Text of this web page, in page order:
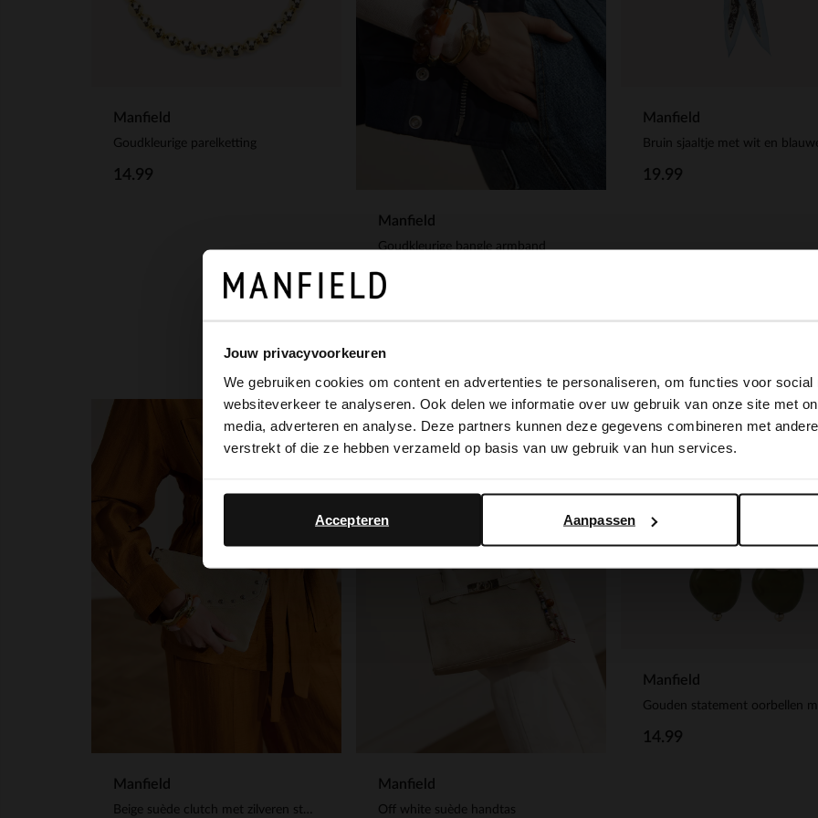
Jouw privacyvoorkeuren
We gebruiken cookies om content en advertenties te personaliseren, om functies voor social
websiteverkeer te analyseren. Ook delen we informatie over uw gebruik van onze site met
media, adverteren en analyse. Deze partners kunnen deze gegevens combineren met
verstrekt of die ze hebben verzameld op basis van uw gebruik van hun services.
Aanpassen
Accepteren
Manfield
Goudkleurige parelketting
14.99
Manfield
Goudkleurige bangle armband
14.99
Manfield
19.99
Manfield
Beige suède clutch met zilveren studs
Manfield
Off white suède handtas
NEW
Manfield
14.99
It looks like your language isn't Dutch. Would you like to